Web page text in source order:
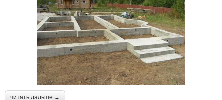
читать дальше →